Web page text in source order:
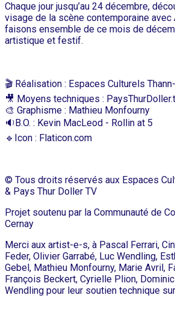
Chaque jour jusqu’au 24 décembre,
visage de la scène contemporaine avec
faisons ensemble de ce mois de
artistique et festif.
🎬 Réalisation : Espaces Culturels
🎥 Moyens techniques :
🎨 Graphisme : Mathieu Monfourny
🔉B.O. : Kevin MacLeod - Rollin at 5
🔹Icon : Flaticon.com
© Tous droits réservés aux Espaces
& Pays Thur Doller TV
Projet soutenu par la Communauté de
Cernay
Merci aux artist-e-s, à Pascal Ferrari,
Feder, Olivier Garrabé, Luc Wendling,
Gebel, Mathieu Monfourny, Marie Avril,
François Beckert, Cyrielle Plion,
Wendling pour leur soutien technique